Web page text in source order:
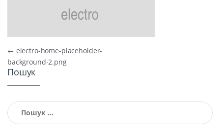
Навігація записів
← electro-home-placeholder-
background-2.png
Пошук
Пошук: